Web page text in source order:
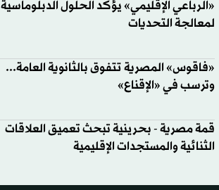
«الرباعي الإقليمي» يؤكد الحلول الدبلوماسية
لمعالجة التحديات
«فاقوس» المصرية تتفوق بالثانوية العامة...
وترسب في «الإقناع»
قمة مصرية - بحرينية تبحث تعميق العلاقات
الثنائية والمستجدات الإقليمية